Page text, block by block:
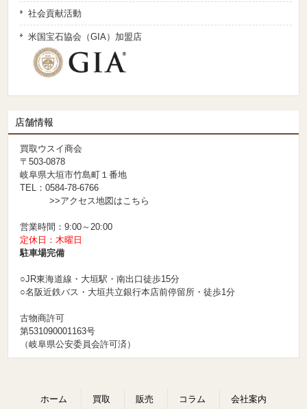
社会貢献活動
米国宝石協会（GIA）加盟店
店舗情報
買取ウスイ商会
〒503-0878
岐阜県大垣市竹島町１番地
TEL：0584-78-6766
>>アクセス地図はこちら
営業時間：9:00～20:00
定休日：木曜日
駐車場完備
○JR東海道線・大垣駅・南出口徒歩15分
○名阪近鉄バス・大垣共立銀行本店前停留所・徒歩1分
古物商許可
第531090001163号
（岐阜県公安委員会許可済）
ホーム 買取 販売 コラム 会社案内